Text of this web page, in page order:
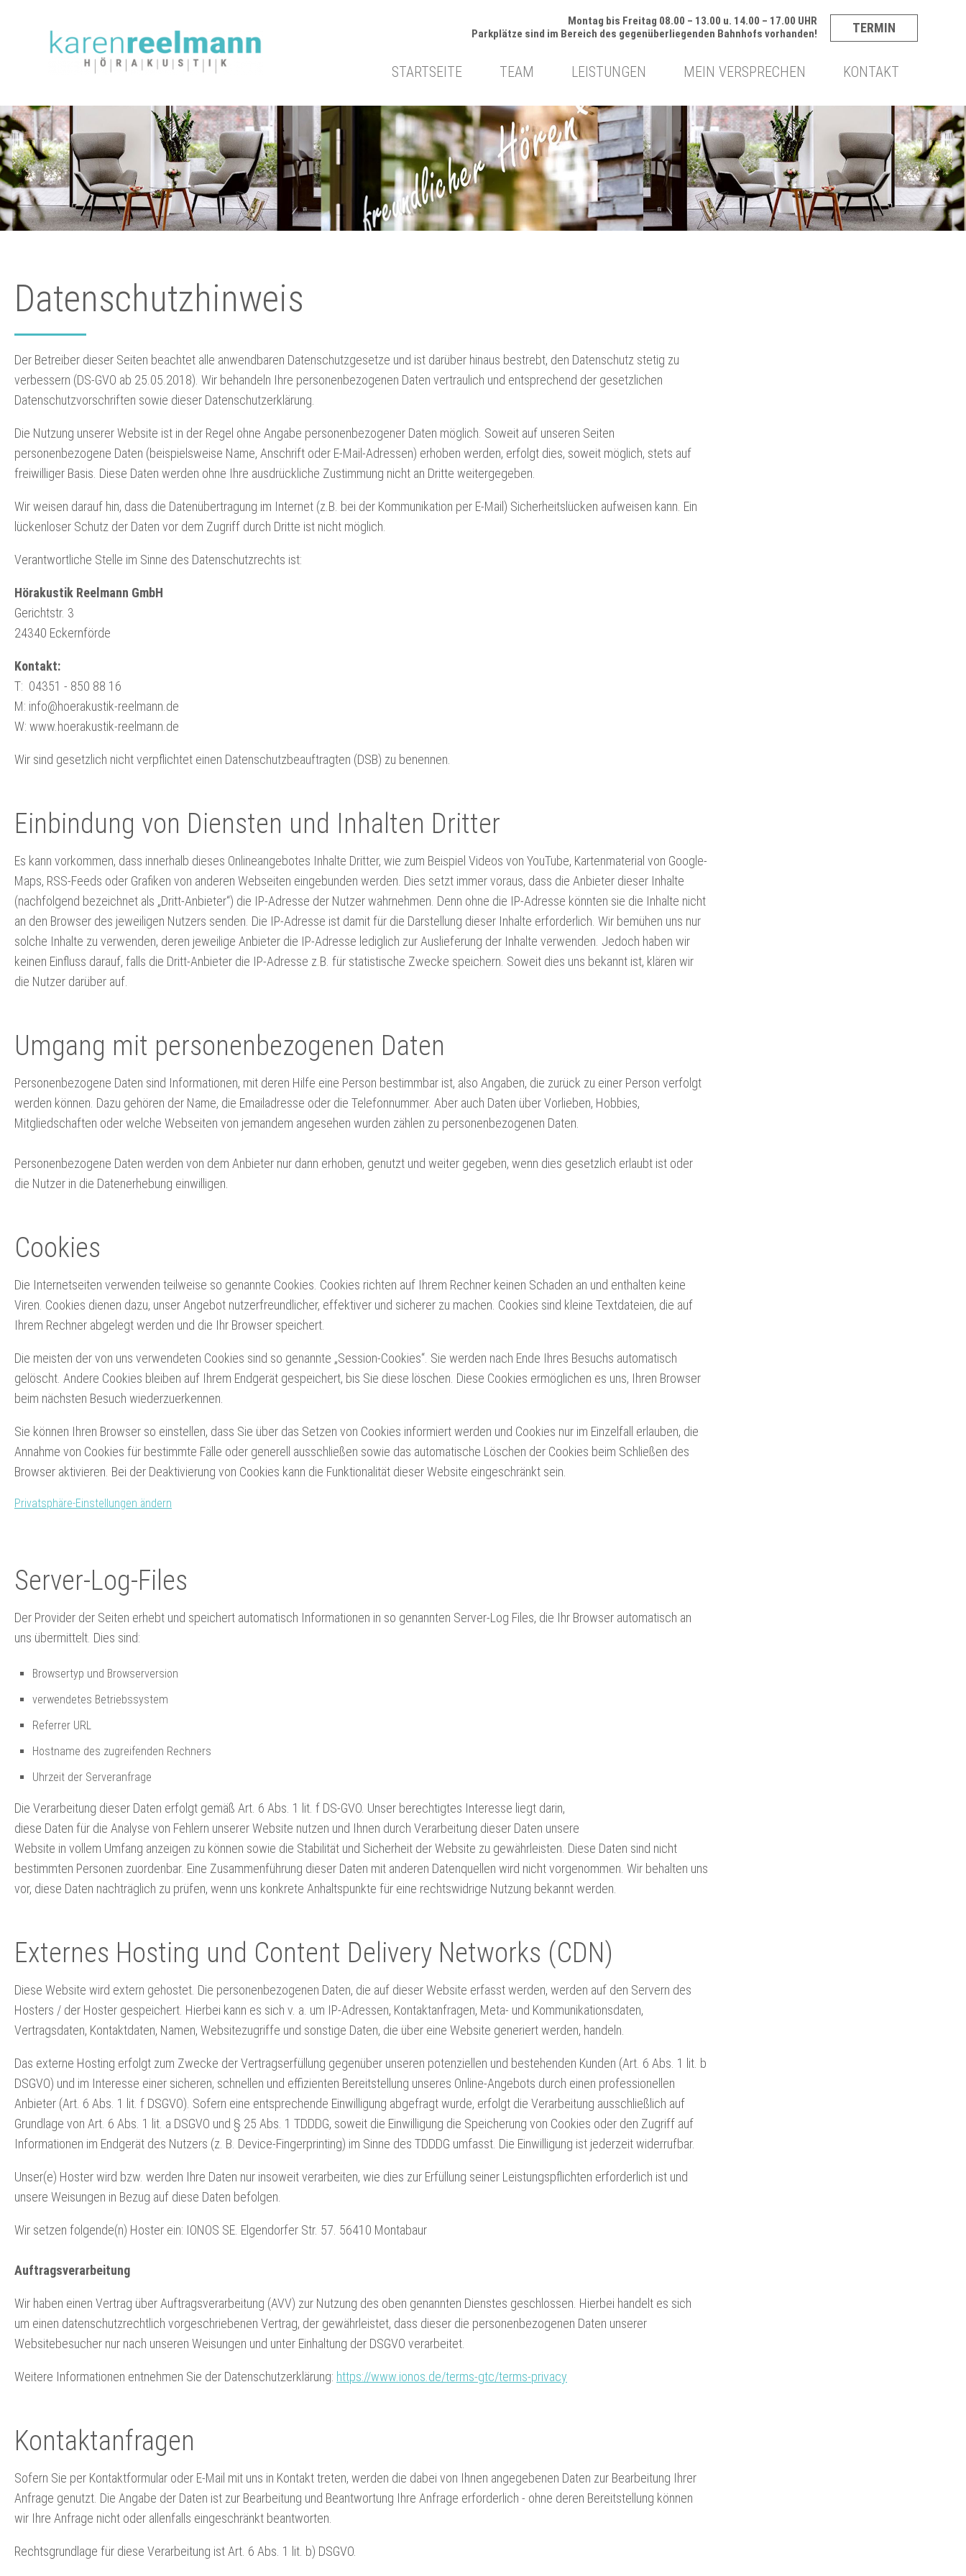
TERMIN
Montag bis Freitag 08.00 – 13.00 u. 14.00 – 17.00 UHR
Parkplätze sind im Bereich des gegenüberliegenden Bahnhofs vorhanden!
STARTSEITE TEAM LEISTUNGEN MEIN VERSPRECHEN KONTAKT
Datenschutz­hinweis
Der Betreiber dieser Seiten beachtet alle anwendbaren Datenschutzgesetze und ist darüber hinaus bestrebt, den Datenschutz stetig zu
verbessern (DS-GVO ab 25.05.2018). Wir behandeln Ihre personenbezogenen Daten vertraulich und entsprechend der gesetzlichen
Datenschutzvorschriften sowie dieser Datenschutzerklärung.
Die Nutzung unserer Website ist in der Regel ohne Angabe personenbezogener Daten möglich. Soweit auf unseren Seiten
personenbezogene Daten (beispielsweise Name, Anschrift oder E-Mail-Adressen) erhoben werden, erfolgt dies, soweit möglich, stets auf
freiwilliger Basis. Diese Daten werden ohne Ihre ausdrückliche Zustimmung nicht an Dritte weitergegeben.
Wir weisen darauf hin, dass die Datenübertragung im Internet (z.B. bei der Kommunikation per E-Mail) Sicherheitslücken aufweisen kann. Ein
lückenloser Schutz der Daten vor dem Zugriff durch Dritte ist nicht möglich.
Verantwortliche Stelle im Sinne des Datenschutzrechts ist:
Hörakustik Reelmann GmbH
Gerichtstr. 3
24340 Eckernförde
Kontakt:
T: 04351 - 850 88 16
M: info@hoerakustik-reelmann.de
W: www.hoerakustik-reelmann.de
Wir sind gesetzlich nicht verpflichtet einen Datenschutzbeauftragten (DSB) zu benennen.
Einbindung von Diensten und Inhalten Dritter
Es kann vorkommen, dass innerhalb dieses Onlineangebotes Inhalte Dritter, wie zum Beispiel Videos von YouTube, Kartenmaterial von Google-
Maps, RSS-Feeds oder Grafiken von anderen Webseiten eingebunden werden. Dies setzt immer voraus, dass die Anbieter dieser Inhalte
(nachfolgend bezeichnet als „Dritt-Anbieter“) die IP-Adresse der Nutzer wahrnehmen. Denn ohne die IP-Adresse könnten sie die Inhalte nicht
an den Browser des jeweiligen Nutzers senden. Die IP-Adresse ist damit für die Darstellung dieser Inhalte erforderlich. Wir bemühen uns nur
solche Inhalte zu verwenden, deren jeweilige Anbieter die IP-Adresse lediglich zur Auslieferung der Inhalte verwenden. Jedoch haben wir
keinen Einfluss darauf, falls die Dritt-Anbieter die IP-Adresse z.B. für statistische Zwecke speichern. Soweit dies uns bekannt ist, klären wir
die Nutzer darüber auf.
Umgang mit personenbezogenen Daten
Personenbezogene Daten sind Informationen, mit deren Hilfe eine Person bestimmbar ist, also Angaben, die zurück zu einer Person verfolgt
werden können. Dazu gehören der Name, die Emailadresse oder die Telefonnummer. Aber auch Daten über Vorlieben, Hobbies,
Mitgliedschaften oder welche Webseiten von jemandem angesehen wurden zählen zu personenbezogenen Daten.
Personenbezogene Daten werden von dem Anbieter nur dann erhoben, genutzt und weiter gegeben, wenn dies gesetzlich erlaubt ist oder
die Nutzer in die Datenerhebung einwilligen.
Cookies
Die Internetseiten verwenden teilweise so genannte Cookies. Cookies richten auf Ihrem Rechner keinen Schaden an und enthalten keine
Viren. Cookies dienen dazu, unser Angebot nutzerfreundlicher, effektiver und sicherer zu machen. Cookies sind kleine Textdateien, die auf
Ihrem Rechner abgelegt werden und die Ihr Browser speichert.
Die meisten der von uns verwendeten Cookies sind so genannte „Session-Cookies“. Sie werden nach Ende Ihres Besuchs automatisch
gelöscht. Andere Cookies bleiben auf Ihrem Endgerät gespeichert, bis Sie diese löschen. Diese Cookies ermöglichen es uns, Ihren Browser
beim nächsten Besuch wiederzuerkennen.
Sie können Ihren Browser so einstellen, dass Sie über das Setzen von Cookies informiert werden und Cookies nur im Einzelfall erlauben, die
Annahme von Cookies für bestimmte Fälle oder generell ausschließen sowie das automatische Löschen der Cookies beim Schließen des
Browser aktivieren. Bei der Deaktivierung von Cookies kann die Funktionalität dieser Website eingeschränkt sein.
Privatsphäre-Einstellungen ändern
Server-Log-Files
Der Provider der Seiten erhebt und speichert automatisch Informationen in so genannten Server-Log Files, die Ihr Browser automatisch an
uns übermittelt. Dies sind:
Browsertyp und Browserversion
verwendetes Betriebssystem
Referrer URL
Hostname des zugreifenden Rechners
Uhrzeit der Serveranfrage
Die Verarbeitung dieser Daten erfolgt gemäß Art. 6 Abs. 1 lit. f DS-GVO. Unser berechtigtes Interesse liegt darin,
diese Daten für die Analyse von Fehlern unserer Website nutzen und Ihnen durch Verarbeitung dieser Daten unsere
Website in vollem Umfang anzeigen zu können sowie die Stabilität und Sicherheit der Website zu gewährleisten. Diese Daten sind nicht
bestimmten Personen zuordenbar. Eine Zusammenführung dieser Daten mit anderen Datenquellen wird nicht vorgenommen. Wir behalten uns
vor, diese Daten nachträglich zu prüfen, wenn uns konkrete Anhaltspunkte für eine rechtswidrige Nutzung bekannt werden.
Externes Hosting und Content Delivery Networks (CDN)
Diese Website wird extern gehostet. Die personenbezogenen Daten, die auf dieser Website erfasst werden, werden auf den Servern des
Hosters / der Hoster gespeichert. Hierbei kann es sich v. a. um IP-Adressen, Kontaktanfragen, Meta- und Kommunikationsdaten,
Vertragsdaten, Kontaktdaten, Namen, Websitezugriffe und sonstige Daten, die über eine Website generiert werden, handeln.
Das externe Hosting erfolgt zum Zwecke der Vertragserfüllung gegenüber unseren potenziellen und bestehenden Kunden (Art. 6 Abs. 1 lit. b
DSGVO) und im Interesse einer sicheren, schnellen und effizienten Bereitstellung unseres Online-Angebots durch einen professionellen
Anbieter (Art. 6 Abs. 1 lit. f DSGVO). Sofern eine entsprechende Einwilligung abgefragt wurde, erfolgt die Verarbeitung ausschließlich auf
Grundlage von Art. 6 Abs. 1 lit. a DSGVO und § 25 Abs. 1 TDDDG, soweit die Einwilligung die Speicherung von Cookies oder den Zugriff auf
Informationen im Endgerät des Nutzers (z. B. Device-Fingerprinting) im Sinne des TDDDG umfasst. Die Einwilligung ist jederzeit widerrufbar.
Unser(e) Hoster wird bzw. werden Ihre Daten nur insoweit verarbeiten, wie dies zur Erfüllung seiner Leistungspflichten erforderlich ist und
unsere Weisungen in Bezug auf diese Daten befolgen.
Wir setzen folgende(n) Hoster ein: IONOS SE. Elgendorfer Str. 57. 56410 Montabaur
Auftragsverarbeitung
Wir haben einen Vertrag über Auftragsverarbeitung (AVV) zur Nutzung des oben genannten Dienstes geschlossen. Hierbei handelt es sich
um einen datenschutzrechtlich vorgeschriebenen Vertrag, der gewährleistet, dass dieser die personenbezogenen Daten unserer
Websitebesucher nur nach unseren Weisungen und unter Einhaltung der DSGVO verarbeitet.
Weitere Informationen entnehmen Sie der Datenschutzerklärung: https://www.ionos.de/terms-gtc/terms-privacy
Kontaktanfragen
Sofern Sie per Kontaktformular oder E-Mail mit uns in Kontakt treten, werden die dabei von Ihnen angegebenen Daten zur Bearbeitung Ihrer
Anfrage genutzt. Die Angabe der Daten ist zur Bearbeitung und Beantwortung Ihre Anfrage erforderlich - ohne deren Bereitstellung können
wir Ihre Anfrage nicht oder allenfalls eingeschränkt beantworten.
Rechtsgrundlage für diese Verarbeitung ist Art. 6 Abs. 1 lit. b) DSGVO.